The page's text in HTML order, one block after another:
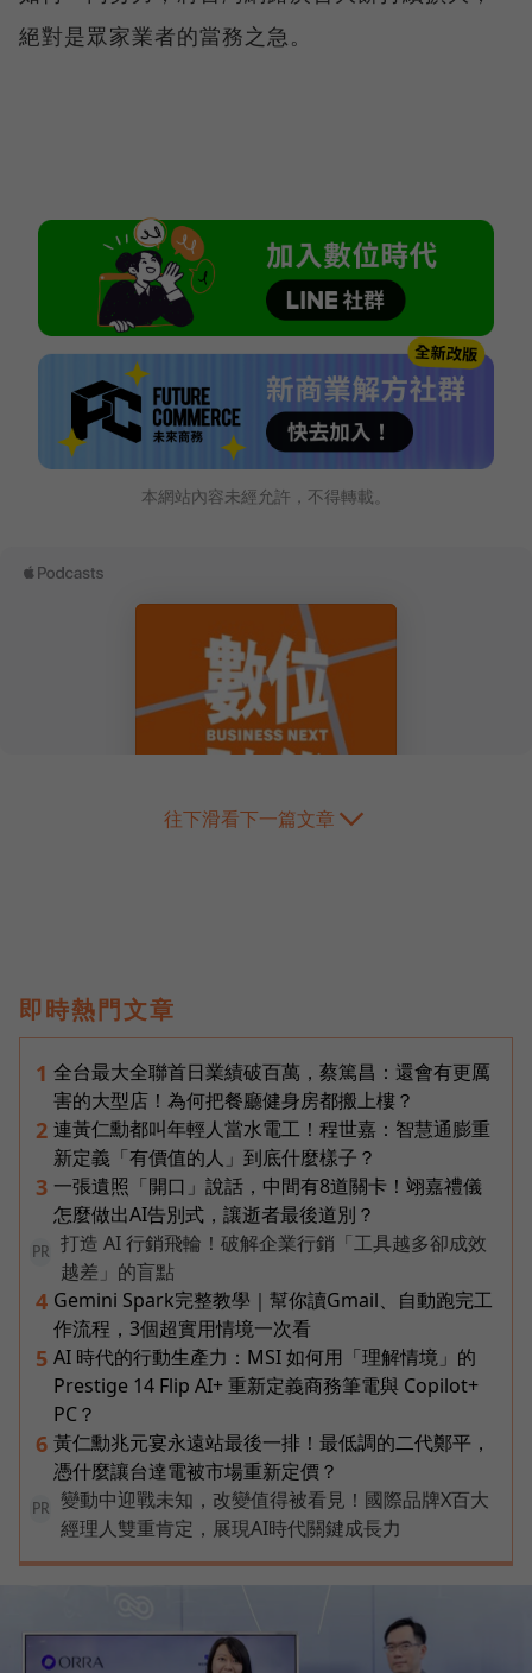
絕對是眾家業者的當務之急。
本網站內容未經允許，不得轉載。
往下滑看下一篇文章
即時熱門文章
1 全台最大全聯首日業績破百萬，蔡篤昌：還會有更厲
害的大型店！為何把餐廳健身房都搬上樓？
2 連黃仁勳都叫年輕人當水電工！程世嘉：智慧通膨重
新定義「有價值的人」到底什麼樣子？
3 一張遺照「開口」說話，中間有8道關卡！翊嘉禮儀
怎麼做出AI告別式，讓逝者最後道別？
PR
打造 AI 行銷飛輪！破解企業行銷「工具越多卻成效
越差」的盲點
4 Gemini Spark完整教學｜幫你讀Gmail、自動跑完工
作流程，3個超實用情境一次看
5 AI 時代的行動生產力：MSI 如何用「理解情境」的
Prestige 14 Flip AI+ 重新定義商務筆電與 Copilot+
PC？
6 黃仁勳兆元宴永遠站最後一排！最低調的二代鄭平，
憑什麼讓台達電被市場重新定價？
PR
變動中迎戰未知，改變值得被看見！國際品牌X百大
經理人雙重肯定，展現AI時代關鍵成長力